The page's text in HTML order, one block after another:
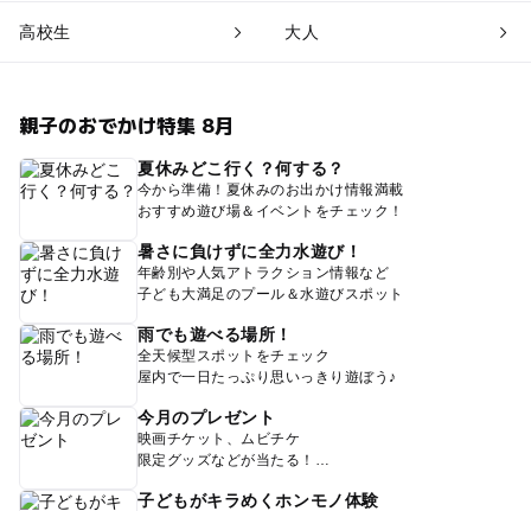
高校生 大人
親子のおでかけ特集 8月
夏休みどこ行く？何する？
今から準備！夏休みのお出かけ情報満載
おすすめ遊び場＆イベントをチェック！
暑さに負けずに全力水遊び！
年齢別や人気アトラクション情報など
子ども大満足のプール＆水遊びスポット
雨でも遊べる場所！
全天候型スポットをチェック
屋内で一日たっぷり思いっきり遊ぼう♪
今月のプレゼント
映画チケット、ムビチケ
限定グッズなどが当たる！
子どもがキラめくホンモノ体験